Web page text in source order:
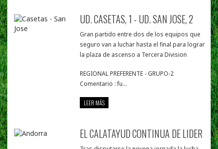
UD. CASETAS, 1 - UD. SAN JOSE, 2
Gran partido entre dos de los equipos que
seguro van a luchar hasta el final para lograr
la plaza de ascenso a Tercera Division
REGIONAL PREFERENTE - GRUPO-2
Comentario : fu...
LEER MÁS
EL CALATAYUD CONTINUA DE LIDER